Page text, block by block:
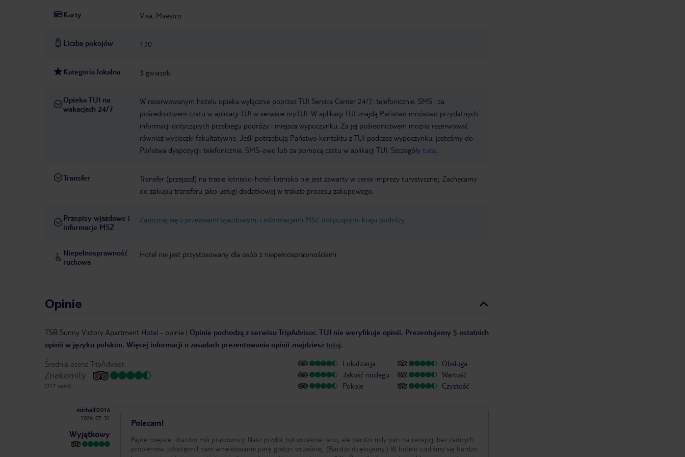
Karty Visa, Maestro
Liczba pokojów 170
Kategoria lokalna 3 gwiazdki
Opieka TUI na
wakacjach 24/7
W rezerwowanym hotelu opieka wyłącznie poprzez TUI Service Center 24/7: telefonicznie, SMS i za
pośrednictwem czatu w aplikacji TUI w serwisie myTUI. W aplikacji TUI znajdą Państwo mnóstwo przydatnych
informacji dotyczących przebiegu podróży i miejsca wypoczynku. Za jej pośrednictwem można rezerwować
również wycieczki fakultatywne. Jeśli potrzebują Państwo kontaktu z TUI podczas wypoczynku, jesteśmy do
Państwa dyspozycji: telefonicznie, SMS-owo lub za pomocą czatu w aplikacji TUI. Szczegóły tutaj
Transfer
Transfer (przejazd) na trasie lotnisko-hotel-lotnisko nie jest zawarty w cenie imprezy turystycznej. Zachęcamy
do zakupu transferu jako usługi dodatkowej w trakcie procesu zakupowego.
Przepisy wjazdowe i
informacje MSZ
Zapoznaj się z przepisami wjazdowymi i informacjami MSZ dotyczącymi kraju podróży.
Niepełnosprawność
ruchowa
Hotel nie jest przystosowany dla osób z niepełnosprawnościami
Opinie
TSB Sunny Victory Apartment Hotel - opinie | Opinie pochodzą z serwisu TripAdvisor. TUI nie weryfikuje opinii. Prezentujemy 5 ostatnich
opinii w języku polskim. Więcej informacji o zasadach prezentowania opinii znajdziesz tutaj.
Średnia ocena TripAdvisor:
Znakomity
(317 opinii)
Lokalizacja
Jakość noclegu
Pokoje
Obsługa
Wartość
Czystość
michalll2016
2026-07-31
Wyjątkowy
Polecam!
Fajne miejsce i bardzo mili pracownicy. Nasz przylot był wcześnie rano, ale bardzo miły pan na recepcji bez żadnych
problemów udostępnił nam wmeldowanie parę godzin wcześniej. (Bardzo dziękujemy!) W hotelu czuliśmy się bardzo